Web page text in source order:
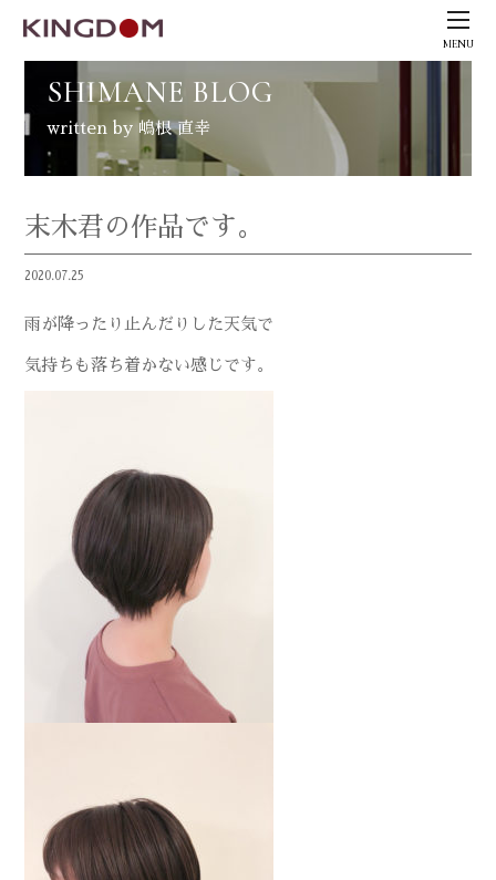
MENU
SHIMANE BLOG
written by 嶋根 直幸
末木君の作品です。
2020.07.25
雨が降ったり止んだりした天気で
気持ちも落ち着かない感じです。